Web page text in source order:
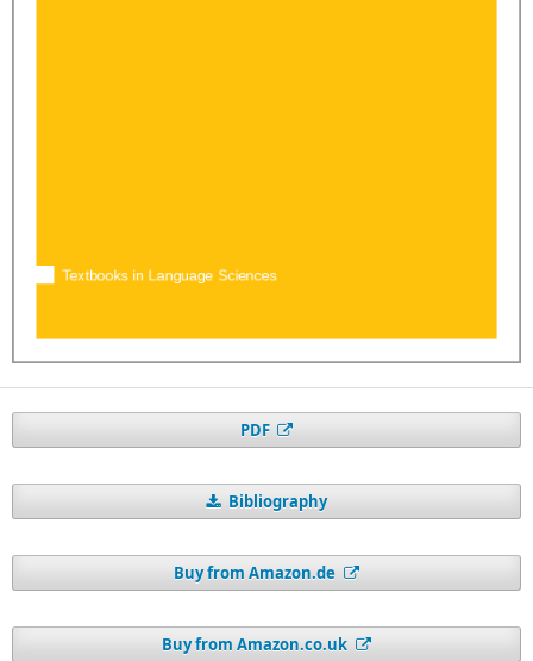
PDF
Bibliography
Buy from Amazon.de
Buy from Amazon.co.uk